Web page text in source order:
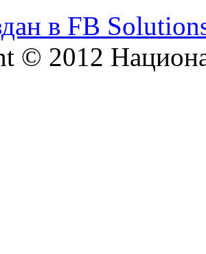
в FB
© 2012